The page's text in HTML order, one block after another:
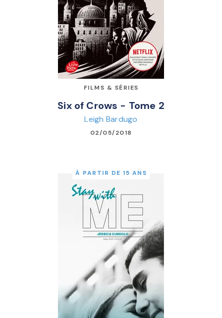
FILMS & SÉRIES
Six of Crows - Tome 2
Leigh Bardugo
02/05/2018
À PARTIR DE 15 ANS